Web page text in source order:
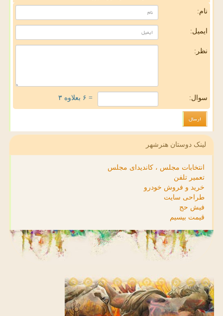
نام:
ایمیل:
نظر:
سوال: = ۶ بعلاوه ۳
لینک دوستان هنرشهر
انتخابات مجلس ، کاندیدای مجلس
تعمیر تلفن
خرید و فروش خودرو
طراحی سایت
فیش حج
قیمت بیسیم